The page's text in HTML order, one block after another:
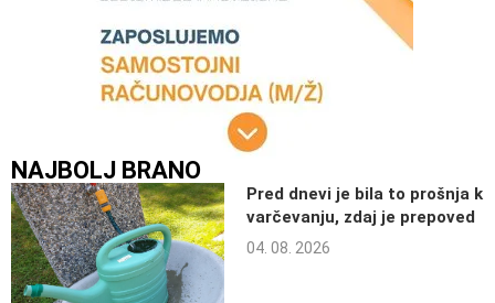
NAJBOLJ BRANO
Pred dnevi je bila to prošnja k
varčevanju, zdaj je prepoved
04. 08. 2026